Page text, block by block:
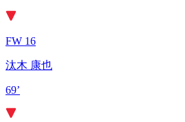
FW 16
汰木 康也
69’